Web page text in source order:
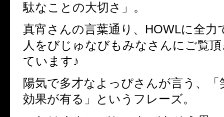
駄なことの大切さ」。
真宵さんの言葉通り、HOWLに全力
人をびじゅなびもみなさんにご覧
ています♪
陽気で多才なよっぴさんが言う、「
効果が有る」というフレーズ。